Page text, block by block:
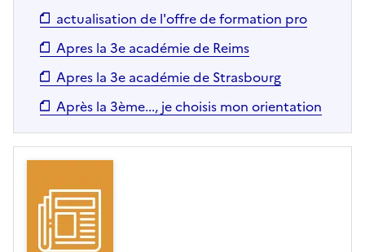
actualisation de l'offre de formation pro
Apres la 3e académie de Reims
Apres la 3e académie de Strasbourg
Après la 3ème..., je choisis mon orientation